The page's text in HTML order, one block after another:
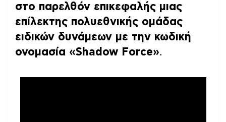
στο παρελθόν επικεφαλής μιας
επίλεκτης πολυεθνικής ομάδας
ειδικών δυνάμεων με την κωδική
ονομασία «Shadow Force».